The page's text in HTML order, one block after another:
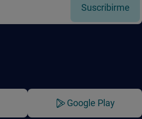
Suscribirme
Google Play